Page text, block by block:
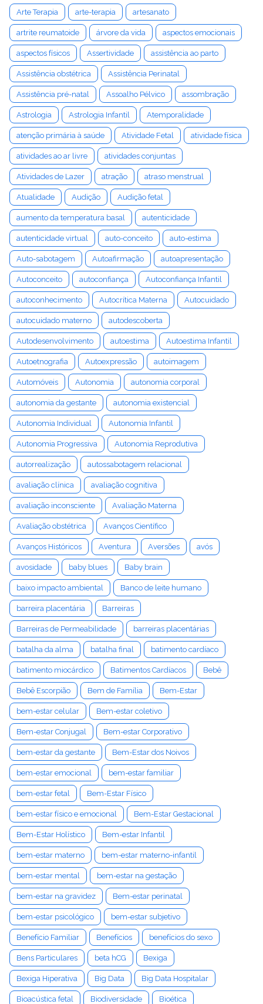
Arte Terapia arte-terapia artesanato
artrite reumatoide árvore da vida aspectos emocionais
aspectos físicos Assertividade assistência ao parto
Assistência obstétrica Assistência Perinatal
Assistência pré-natal Assoalho Pélvico assombração
Astrologia Astrologia Infantil Atemporalidade
atenção primária à saúde Atividade Fetal atividade física
atividades ao ar livre atividades conjuntas
Atividades de Lazer atração atraso menstrual
Atualidade Audição Audição fetal
aumento da temperatura basal autenticidade
autenticidade virtual auto-conceito auto-estima
Auto-sabotagem Autoafirmação autoapresentação
Autoconceito autoconfiança Autoconfiança Infantil
autoconhecimento Autocrítica Materna Autocuidado
autocuidado materno autodescoberta
Autodesenvolvimento autoestima Autoestima Infantil
Autoetnografia Autoexpressão autoimagem
Automóveis Autonomia autonomia corporal
autonomia da gestante autonomia existencial
Autonomia Individual Autonomia Infantil
Autonomia Progressiva Autonomia Reprodutiva
autorrealização autossabotagem relacional
avaliação clínica avaliação cognitiva
avaliação inconsciente Avaliação Materna
Avaliação obstétrica Avanços Científico
Avanços Históricos Aventura Aversões avós
avosidade baby blues Baby brain
baixo impacto ambiental Banco de leite humano
barreira placentária Barreiras
Barreiras de Permeabilidade barreiras placentárias
batalha da alma batalha final batimento cardíaco
batimento miocárdico Batimentos Cardíacos Bebê
Bebê Escorpião Bem de Família Bem-Estar
bem-estar celular Bem-estar coletivo
Bem-estar Conjugal Bem-estar Corporativo
bem-estar da gestante Bem-Estar dos Noivos
bem-estar emocional bem-estar familiar
bem-estar fetal Bem-Estar Físico
bem-estar físico e emocional Bem-Estar Gestacional
Bem-Estar Holístico Bem-estar Infantil
bem-estar materno bem-estar materno-infantil
bem-estar mental bem-estar na gestação
bem-estar na gravidez Bem-estar perinatal
bem-estar psicológico bem-estar subjetivo
Benefício Familiar Benefícios benefícios do sexo
Bens Particulares beta hCG Bexiga
Bexiga Hiperativa Big Data Big Data Hospitalar
Bioacústica fetal Biodiversidade Bioética